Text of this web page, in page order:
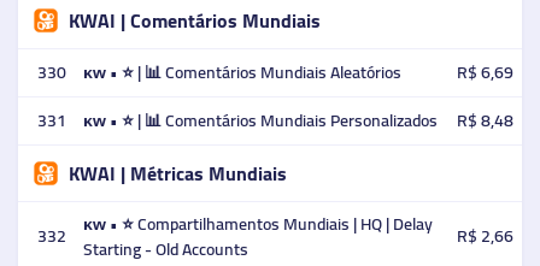
KWAI | Comentários Mundiais
330 ᴋᴡ • ⭐ | 📊 Comentários Mundiais Aleatórios
R$ 6,69
331
ᴋᴡ • ⭐ | 📊 Comentários Mundiais Personalizados R$ 8,48
KWAI | Métricas Mundiais
332
ᴋᴡ • ⭐ Compartilhamentos Mundiais | HQ | Delay
Starting - Old Accounts
R$ 2,66